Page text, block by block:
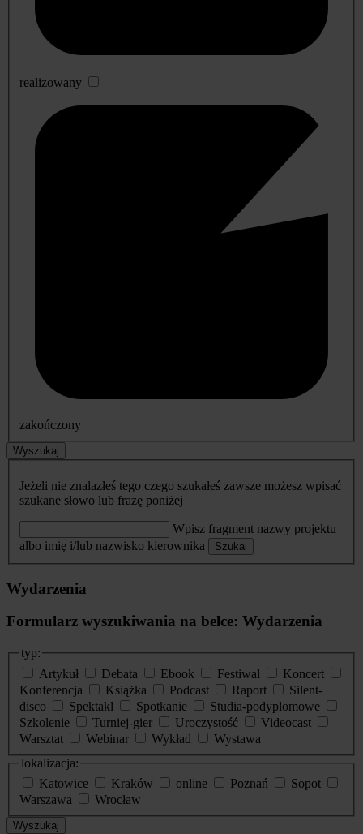
realizowany
zakończony
Wyszukaj
Jeżeli nie znalazłeś tego czego szukałeś zawsze możesz wpisać
szukane słowo lub frazę poniżej
Wpisz fragment nazwy projektu
albo imię i/lub nazwisko kierownika
Szukaj
Wydarzenia
Formularz wyszukiwania na belce: Wydarzenia
typ:
Artykuł
Debata Ebook Festiwal
Koncert
Konferencja
Książka Podcast Raport
Silent-
disco
Spektakl Spotkanie
Studia-podyplomowe
Szkolenie
Turniej-gier Uroczystość
Videocast
Warsztat
Webinar Wykład
Wystawa
lokalizacja:
Katowice
Kraków online Poznań
Sopot
Warszawa
Wrocław
Wyszukaj